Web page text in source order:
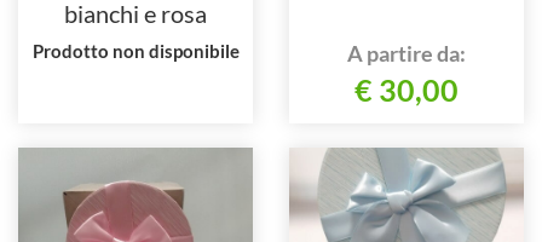
bianchi e rosa
Prodotto non disponibile A partire da:
€ 30,00